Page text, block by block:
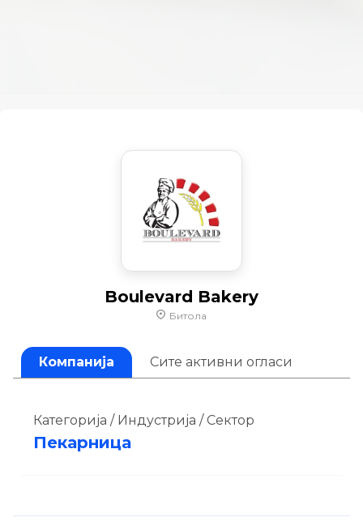
Boulevard Bakery
Битола
Компанија Сите активни огласи
Категорија / Индустрија / Сектор
Пекарница